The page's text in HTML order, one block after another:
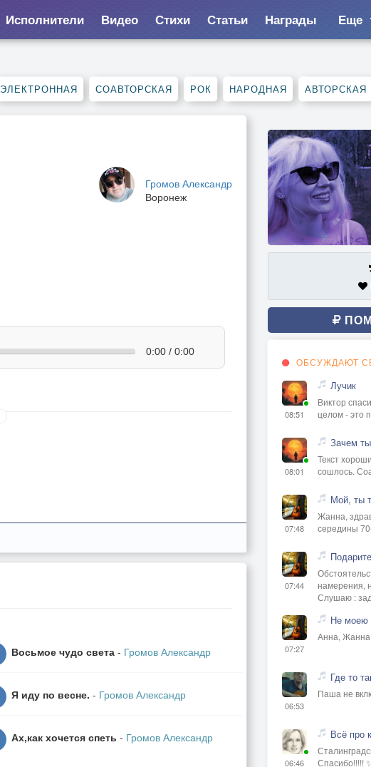
Исполнители Видео Стихи Статьи Награды Еще
ЭЛЕКТРОННАЯ СОАВТОРСКАЯ РОК НАРОДНАЯ АВТОРСКАЯ
Громов Александр
Воронеж
0:00 / 0:00
Восьмое чудо света - Громов Александр
Я иду по весне. - Громов Александр
Ах,как хочется спеть - Громов Александр
ОБСУЖДАЮТ
08:51
Лучик
Виктор
целом - это
08:01
Зачем
Текст
сошлось.
07:48
Мой, ты
Жанна,
середины
07:44
намерения,
Слушаю :
07:27
Не
Анна,
06:53
Где то
Паша не
06:46
Всё про
Спасибо!!!!!